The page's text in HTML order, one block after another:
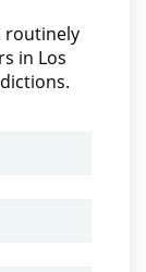
As
routinely
in Los